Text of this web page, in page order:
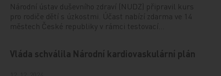
Národní ústav duševního zdraví (NUDZ) připravil kurs
pro rodiče dětí s úzkostmi. Účast nabízí zdarma ve 14
městech České republiky v rámci testovací…
Vláda schválila Národní kardiovaskulární plán